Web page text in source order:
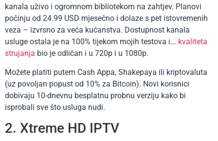
kanala uživo i ogromnom bibliotekom na zahtjev. Planovi
počinju od 24.99 USD mjesečno i dolaze s pet istovremenih
veza – izvrsno za veća kućanstva. Dostupnost kanala
usluge ostala je na 100% tijekom mojih testova i... kvaliteta
strujanja bio je odličan i u 720p i u 1080p.
Možete platiti putem Cash Appa, Shakepaya ili kriptovaluta
(uz povoljan popust od 10% za Bitcoin). Novi korisnici
dobivaju 10-dnevnu besplatnu probnu verziju kako bi
isprobali sve što usluga nudi.
2. Xtreme HD IPTV